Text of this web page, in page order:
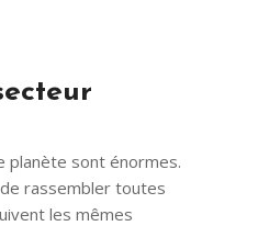
planète sont énormes.
rassembler toutes
les mêmes